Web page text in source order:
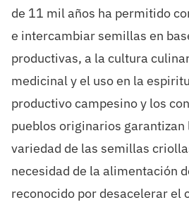
de 11 mil años ha permitido
e intercambiar semillas en
productivas, a la cultura
medicinal y el uso en la
productivo campesino y los
pueblos originarios garantizan
variedad de las semillas
necesidad de la alimentación
reconocido por desacelerar el